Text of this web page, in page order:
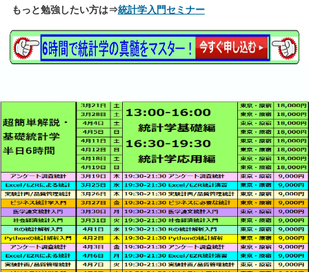
もっと勉強したい方は⇒統計学入門セミナー